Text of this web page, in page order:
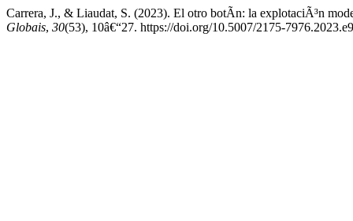
Carrera, J., & Liaudat, S. (2023). El otro botÃ­n: la explotaciÃ³n
Globais, 30(53), 10â€“27. https://doi.org/10.5007/2175-